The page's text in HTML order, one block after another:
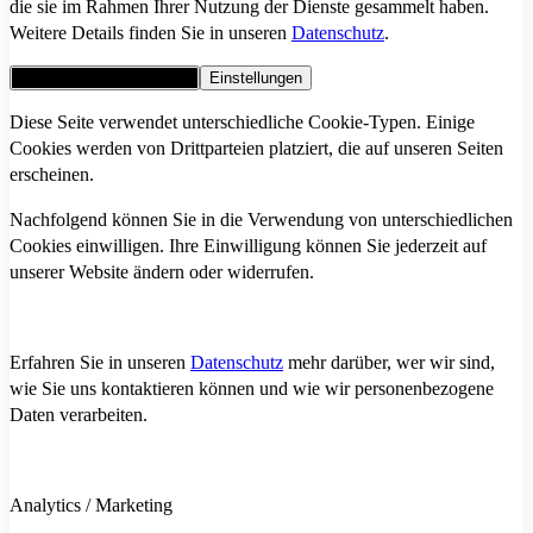
die sie im Rahmen Ihrer Nutzung der Dienste gesammelt haben.
Weitere Details finden Sie in unseren Datenschutz.
Einstellungen
Diese Seite verwendet unterschiedliche Cookie-Typen. Einige
Cookies werden von Drittparteien platziert, die auf unseren Seiten
erscheinen.
Nachfolgend können Sie in die Verwendung von unterschiedlichen
Cookies einwilligen. Ihre Einwilligung können Sie jederzeit auf
unserer Website ändern oder widerrufen.
Erfahren Sie in unseren Datenschutz mehr darüber, wer wir sind,
wie Sie uns kontaktieren können und wie wir personenbezogene
Daten verarbeiten.
Analytics / Marketing